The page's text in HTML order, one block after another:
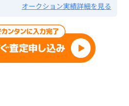
オークション実績詳細を見る